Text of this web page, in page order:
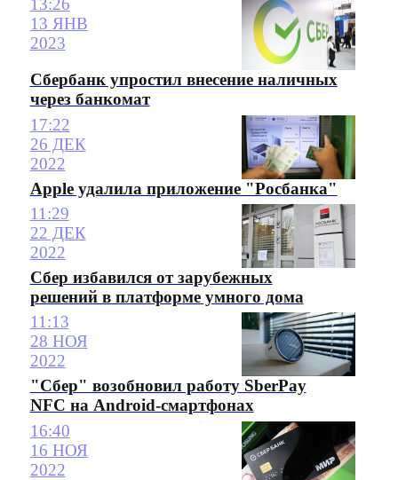
13 ЯНВ
2023
Сбербанк упростил внесение наличных
через банкомат
17:22
26 ДЕК
2022
Apple удалила приложение "Росбанка"
11:29
22 ДЕК
2022
Сбер избавился от зарубежных
решений в платформе умного дома
11:13
28 НОЯ
2022
"Сбер" возобновил работу SberPay
NFC на Android-смартфонах
16:40
16 НОЯ
2022